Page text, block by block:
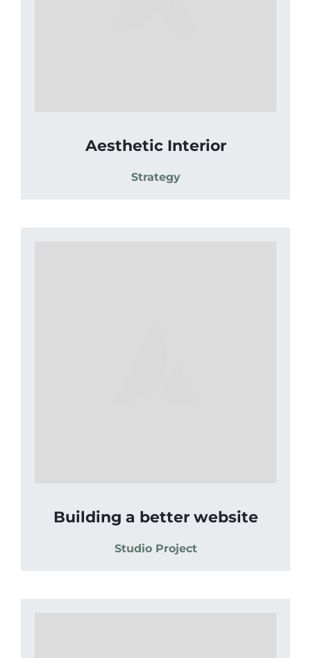
Aesthetic Interior
Strategy
Building a better website
Studio Project